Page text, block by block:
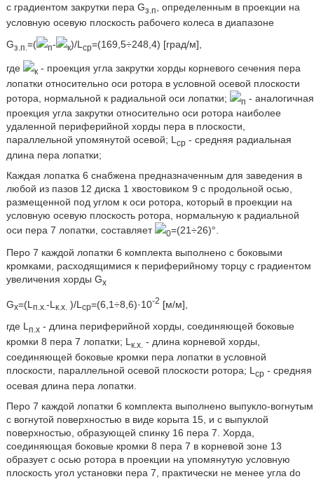
с градиентом закрутки пера Gз.п, определенным в проекции на
условную осевую плоскость рабочего колеса в диапазоне
Gз.п. =( п- к)/L ср=(169,5÷248,4) [град/м],
где к- проекция угла закрутки хорды корневого сечения пера
лопатки относительно оси ротора в условной осевой плоскости
ротора, нормальной к радиальной оси лопатки;
п - аналогичная
проекция угла закрутки относительно оси ротора наиболее
удаленной периферийной хорды пера в плоскости,
параллельной упомянутой осевой; Lср - средняя радиальная
длина пера лопатки;
Каждая лопатка 6 снабжена предназначенным для заведения в
любой из пазов 12 диска 1 хвостовиком 9 с продольной осью,
размещенной под углом к оси ротора, который в проекции на
условную осевую плоскость ротора, нормальную к радиальной
оси пера 7 лопатки, составляет
0=(21÷26)°.
Перо 7 каждой лопатки 6 комплекта выполнено с боковыми
кромками, расходящимися к периферийному торцу с градиентом
увеличения хорды Gх
Gх=(L п.х. -L к.х. )/L ср=(6,1÷8,6)·10-2 [м/м],
где Lп.х- длина периферийной хорды, соединяющей боковые
кромки 8 пера 7 лопатки; L к.х. - длина корневой хорды,
соединяющей боковые кромки пера лопатки в условной
плоскости, параллельной осевой плоскости ротора; L ср - средняя
осевая длина пера лопатки.
Перо 7 каждой лопатки 6 комплекта выполнено выпукло-вогнутым
с вогнутой поверхностью в виде корыта 15, и с выпуклой
поверхностью, образующей спинку 16 пера 7. Хорда,
соединяющая боковые кромки 8 пера 7 в корневой зоне 13
образует с осью ротора в проекции на упомянутую условную
плоскость угол установки пера 7, практически не менее угла do